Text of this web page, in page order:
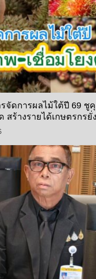
รจัดการผลไม้ใต้ปี 69 ชู
สร้างรายได้เกษตรกรยั่